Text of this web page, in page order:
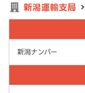
新潟運輸支局
新潟ナンバー